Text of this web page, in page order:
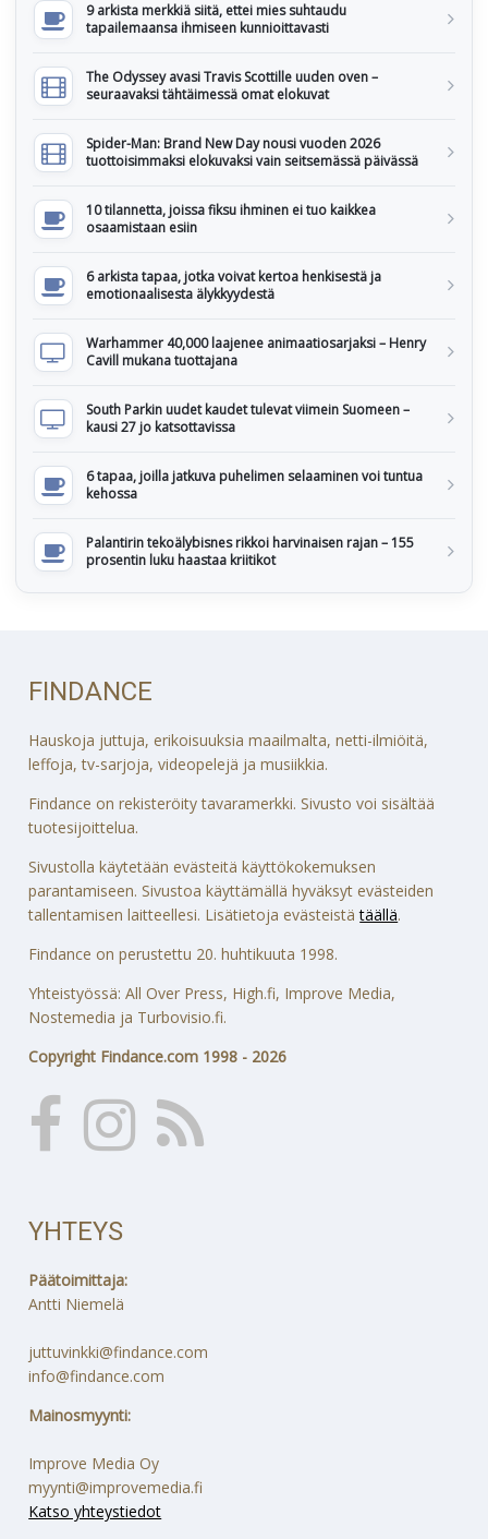
9 arkista merkkiä siitä, ettei mies suhtaudu
tapailemaansa ihmiseen kunnioittavasti
The Odyssey avasi Travis Scottille uuden oven –
seuraavaksi tähtäimessä omat elokuvat
Spider-Man: Brand New Day nousi vuoden 2026
tuottoisimmaksi elokuvaksi vain seitsemässä päivässä
10 tilannetta, joissa fiksu ihminen ei tuo kaikkea
osaamistaan esiin
6 arkista tapaa, jotka voivat kertoa henkisestä ja
emotionaalisesta älykkyydestä
Warhammer 40,000 laajenee animaatiosarjaksi – Henry
Cavill mukana tuottajana
South Parkin uudet kaudet tulevat viimein Suomeen –
kausi 27 jo katsottavissa
6 tapaa, joilla jatkuva puhelimen selaaminen voi tuntua
kehossa
Palantirin tekoälybisnes rikkoi harvinaisen rajan – 155
prosentin luku haastaa kriitikot
FINDANCE
Hauskoja juttuja, erikoisuuksia maailmalta, netti-ilmiöitä,
leffoja, tv-sarjoja, videopelejä ja musiikkia.
Findance on rekisteröity tavaramerkki. Sivusto voi sisältää
tuotesijoittelua.
Sivustolla käytetään evästeitä käyttökokemuksen
parantamiseen. Sivustoa käyttämällä hyväksyt evästeiden
tallentamisen laitteellesi. Lisätietoja evästeistätäällä.
Findance on perustettu 20. huhtikuuta 1998.
Yhteistyössä: All Over Press, High.fi, Improve Media,
Nostemedia ja Turbovisio.fi.
Copyright Findance.com 1998 - 2026
YHTEYS
Päätoimittaja:
Antti Niemelä
juttuvinkki@findance.com
info@findance.com
Mainosmyynti:
Improve Media Oy
myynti@improvemedia.fi
Katso yhteystiedot